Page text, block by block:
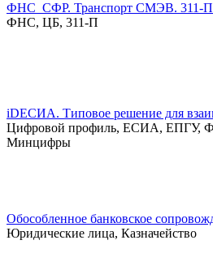
ФНС_СФР. Транспорт СМЭВ. 311-П
ФНС, ЦБ, 311-П
iDЕСИА. Типовое решение для
Цифровой профиль, ЕСИА, ЕПГУ,
Минцифры
Обособленное банковское
Юридические лица, Казначейство